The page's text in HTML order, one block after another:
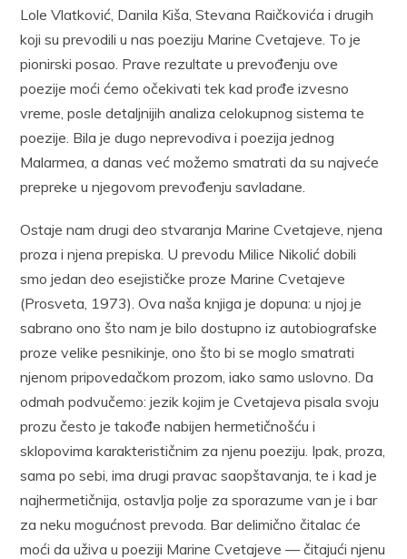
Lole Vlatković, Danila Kiša, Stevana Raičkovića i drugih
koji su prevodili u nas poeziju Marine Cvetajeve. To je
pionirski posao. Prave rezultate u prevođenju ove
poezije moći ćemo očekivati tek kad prođe izvesno
vreme, posle detaljnijih analiza celokupnog sistema te
poezije. Bila je dugo neprevodiva i poezija jednog
Malarmea, a danas već možemo smatrati da su najveće
prepreke u njegovom prevođenju savladane.
Ostaje nam drugi deo stvaranja Marine Cvetajeve, njena
proza i njena prepiska. U prevodu Milice Nikolić dobili
smo jedan deo esejističke proze Marine Cvetajeve
(Prosveta, 1973). Ova naša knjiga je dopuna: u njoj je
sabrano ono što nam je bilo dostupno iz autobiografske
proze velike pesnikinje, ono što bi se moglo smatrati
njenom pripovedačkom prozom, iako samo uslovno. Da
odmah podvučemo: jezik kojim je Cvetajeva pisala svoju
prozu često je takođe nabijen hermetičnošću i
sklopovima karakterističnim za njenu poeziju. Ipak, proza,
sama po sebi, ima drugi pravac saopštavanja, te i kad je
najhermetičnija, ostavlja polje za sporazume van je i bar
za neku mogućnost prevoda. Bar delimično čitalac će
moći da uživa u poeziji Marine Cvetajeve — čitajući njenu